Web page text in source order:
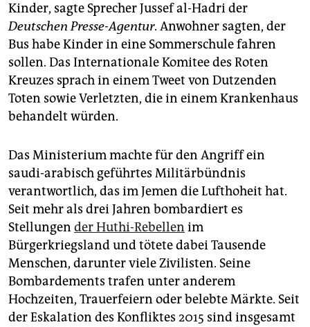
epaper login
Kinder, sagte Sprecher Jussef al-Hadri der
Deutschen Presse-Agentur. Anwohner sagten, der
Bus habe Kinder in eine Sommerschule fahren
sollen. Das Internationale Komitee des Roten
Kreuzes sprach in einem Tweet von Dutzenden
Toten sowie Verletzten, die in einem Krankenhaus
behandelt würden.
Das Ministerium machte für den Angriff ein
saudi-arabisch geführtes Militärbündnis
verantwortlich, das im Jemen die Lufthoheit hat.
Seit mehr als drei Jahren bombardiert es
Stellungen der Huthi-Rebellen im
Bürgerkriegsland und tötete dabei Tausende
Menschen, darunter viele Zivilisten. Seine
Bombardements trafen unter anderem
Hochzeiten, Trauerfeiern oder belebte Märkte. Seit
der Eskalation des Konfliktes 2015 sind insgesamt